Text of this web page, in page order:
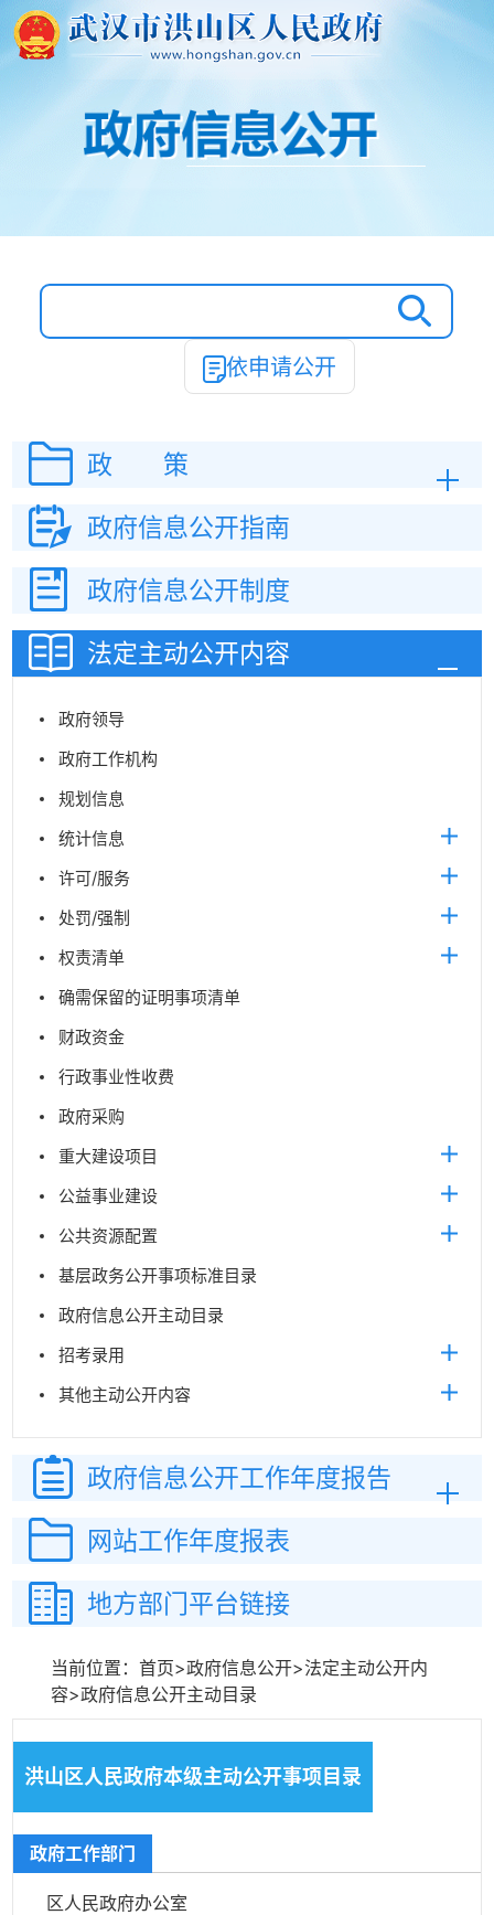
依申请公开
政 策
政府信息公开指南
政府信息公开制度
法定主动公开内容
政府领导
政府工作机构
规划信息
统计信息
许可/服务
处罚/强制
权责清单
确需保留的证明事项清单
财政资金
行政事业性收费
政府采购
重大建设项目
公益事业建设
公共资源配置
基层政务公开事项标准目录
政府信息公开主动目录
招考录用
其他主动公开内容
政府信息公开工作年度报告
网站工作年度报表
地方部门平台链接
当前位置： 首页>政府信息公开>法定主动公开内
容>政府信息公开主动目录
洪山区人民政府本级主动公开事项目录
政府工作部门
区人民政府办公室